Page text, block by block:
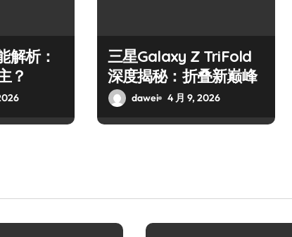
解析：
？
三星Galaxy Z TriFold
深度揭秘：折叠新巅峰
dawei 4 月 9, 2026